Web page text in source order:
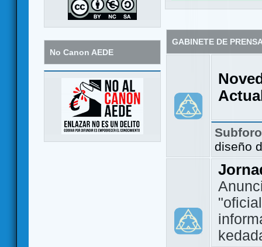
No Canon AEDE
GABINETE DE
diseño